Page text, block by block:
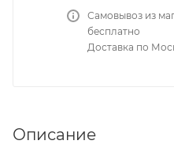
Самовывоз из
бесплатно
Доставка по
Описание